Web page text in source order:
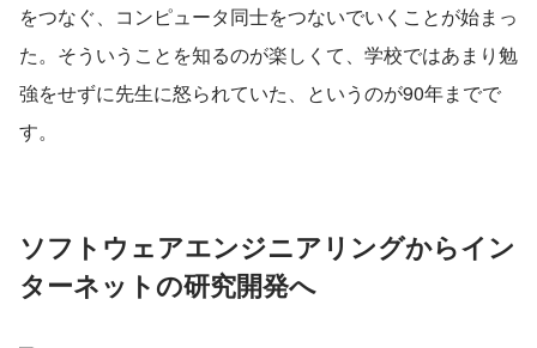
をつなぐ、コンピュータ同士をつないでいくことが始まっ
た。そういうことを知るのが楽しくて、学校ではあまり勉
強をせずに先生に怒られていた、というのが90年までで
す。
ソフトウェアエンジニアリングからイン
ターネットの研究開発へ